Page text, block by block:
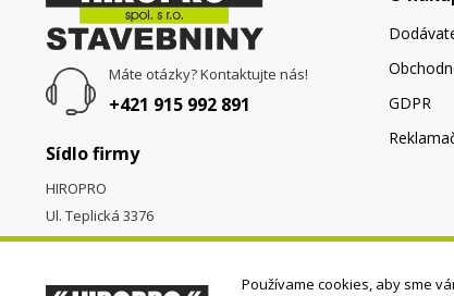
Máte otázky? Kontaktujte nás!
+421 915 992 891
Sídlo firmy
HIROPRO
Ul. Teplická 3376
058 01Poprad
GDPR
Používame cookies, aby sme